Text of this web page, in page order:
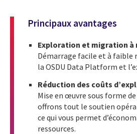
Principaux avantages
Exploration et migration à
Démarrage facile et à faible
la OSDU Data Platform et
Réduction des coûts
Mise en œuvre sous forme
offrons tout le soutien
ce qui vous permet
ressources.